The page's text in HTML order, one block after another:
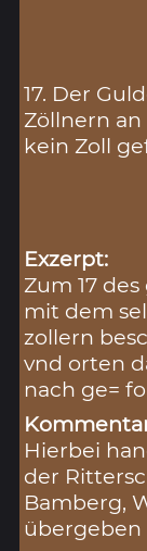
17. Der
Zöllnern
kein Zoll
Exzerpt:
Zum 17
mit dem
zollern
vnd orten
nach ge=
Hierbei
der
Bamberg,
übergeben